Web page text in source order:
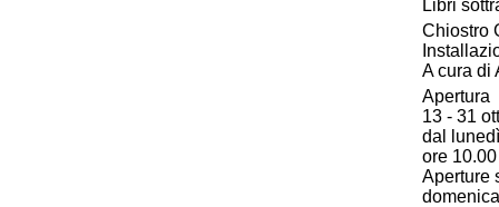
Libri
Chiostro
A cura di
Apertura
13 - 31
dal
ore
Aperture